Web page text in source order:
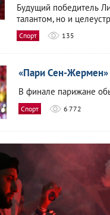
Будущий победитель
талантом, но и
Спорт 135
«Пари Сен-
В финале парижане
Спорт 6 772